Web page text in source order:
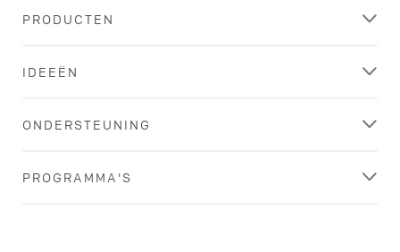
PRODUCTEN
IDEEËN
ONDERSTEUNING
PROGRAMMA'S